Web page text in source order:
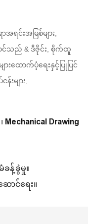
ရင်းအမြစ်များ,
သည် & ဒီဇိုင်း, စိုက်ထူ
ျားထောက်ပံ့ရေးနှင့်ပြုပြင်
များ,
Mechanical Drawing
ခန့်ခွဲမှု။
ာင်ရေး။